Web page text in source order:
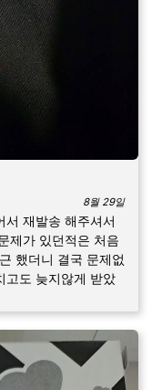
8월 29일
재발송 해주셔서
제가 있던적은 처음
했더니 결국 문제없
고도 늦지않게 받았